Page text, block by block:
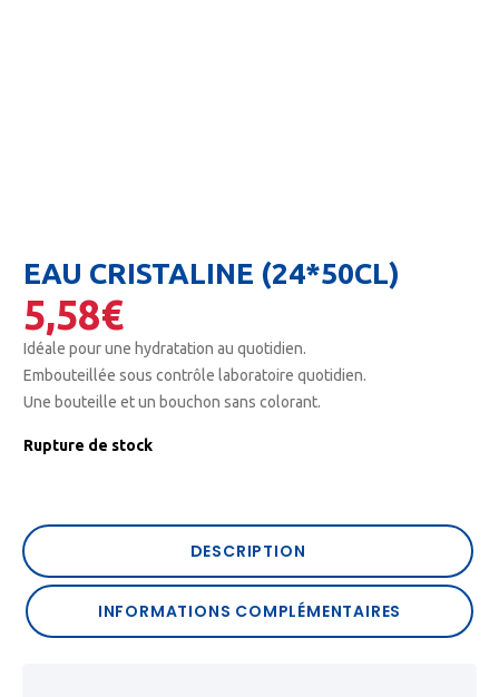
EAU CRISTALINE (24*50CL)
5,58€
Idéale pour une hydratation au quotidien.
Embouteillée sous contrôle laboratoire quotidien.
Une bouteille et un bouchon sans colorant.
Rupture de stock
DESCRIPTION
INFORMATIONS COMPLÉMENTAIRES